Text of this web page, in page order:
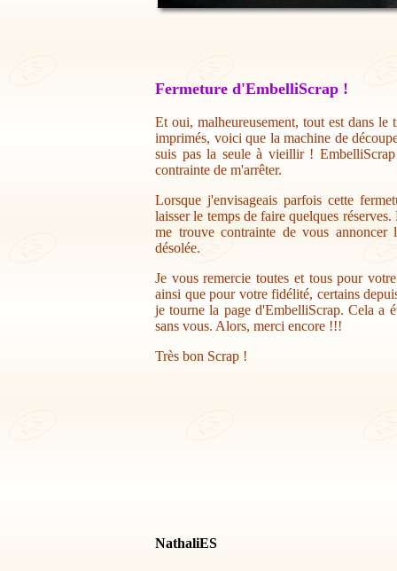
Fermeture d'EmbelliScrap !
Et oui, malheureusement, tout est dans
imprimés, voici que la machine de
suis pas la seule à vieillir !
contrainte de m'arrêter.
Lorsque j'envisageais parfois cette
laisser le temps de faire quelques
me trouve contrainte de vous annoncer
désolée.
Je vous remercie toutes et tous pour
ainsi que pour votre fidélité, certains
je tourne la page d'EmbelliScrap. Cela a
sans vous. Alors, merci encore !!!
Très bon Scrap !
NathaliES